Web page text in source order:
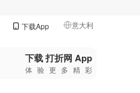
下载App 意大利
🇺🇸美国
🇨🇳中国
下载 打折网 App
体验更多精彩